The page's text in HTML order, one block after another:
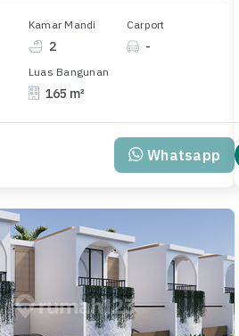
Kamar Mandi
2
Carport
-
Luas Bangunan
165 m²
Whatsapp